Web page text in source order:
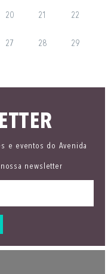
20 21 22
27 28 29
e eventos do Avenida
newsletter